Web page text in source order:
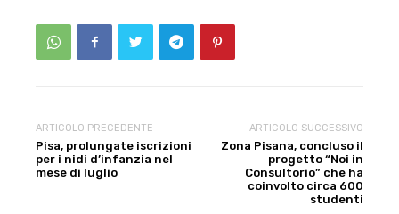
ARTICOLO PRECEDENTE
Pisa, prolungate iscrizioni
per i nidi d’infanzia nel
mese di luglio
ARTICOLO SUCCESSIVO
Zona Pisana, concluso il
progetto “Noi in
Consultorio” che ha
coinvolto circa 600
studenti